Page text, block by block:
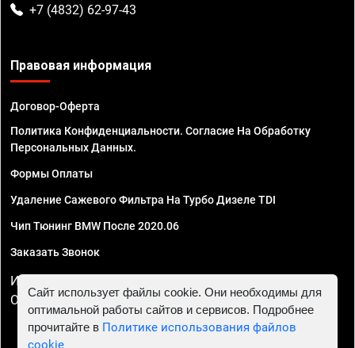
+7 (4832) 62-97-43
Правовая информация
Договор-Оферта
Политика Конфиденциальности. Согласие На Обработку
Персональных Данных.
Формы Оплаты
Удаление Сажевого Фильтра На Турбо Дизеле TDI
Чип Тюнинг BMW После 2020.06
Заказать Звонок
ИП Смирнов Георгий Павлович. ИНН 781302555843,
ОГРНИП 324470400032610
Сайт использует файлы cookie. Они необходимы для
оптимальной работы сайтов и сервисов. Подробнее
прочитайте в Политике использования файлов
cookie